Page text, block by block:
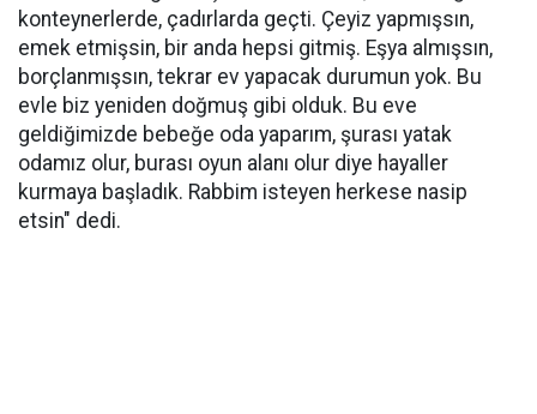
konteynerlerde, çadırlarda geçti. Çeyiz yapmışsın,
emek etmişsin, bir anda hepsi gitmiş. Eşya almışsın,
borçlanmışsın, tekrar ev yapacak durumun yok. Bu
evle biz yeniden doğmuş gibi olduk. Bu eve
geldiğimizde bebeğe oda yaparım, şurası yatak
odamız olur, burası oyun alanı olur diye hayaller
kurmaya başladık. Rabbim isteyen herkese nasip
etsin" dedi.